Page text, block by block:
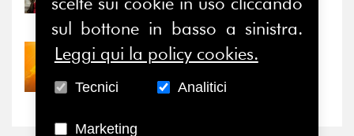
il valore di...
30/07/2026
“grande cecità”: la...
sul bottone in basso a sinistra.
Leggi qui la policy cookies.
Tecnici Analitici
Marketing